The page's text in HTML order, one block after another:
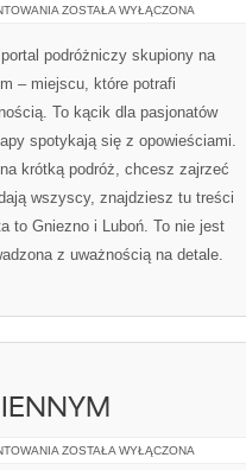
LUBOŃ
ZOSTAŁA WYŁĄCZONA
podróżniczy skupiony na
– miejscu, które potrafi
To kącik dla pasjonatów
spotykają się z opowieściami.
krótką podróż, chcesz zajrzeć
wszyscy, znajdziesz tu treści
to Gniezno i Luboń. To nie jest
z uważnością na detale.
MATEMATYKA
ZOSTAŁA WYŁĄCZONA